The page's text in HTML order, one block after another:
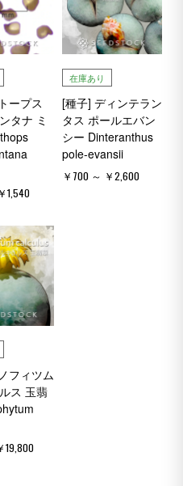
ープス
タナ ミ
1,540
在庫あり
[種子] ディンテラン
タス ポールエバン
シー Dinteranthus
pole-evansii
￥700 ～ ￥2,600
フィツム
ス 玉翡
19,800